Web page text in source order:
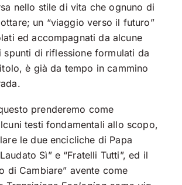
nello stile di vita che ognuno di
un “viaggio verso il futuro”
ed accompagnati da alcune
spunti di riflessione formulati da
è già da tempo in cammino
prenderemo come
testi fondamentali allo scopo,
le due encicliche di Papa
Sì” e “Fratelli Tutti”, ed il
di Cambiare” avente come